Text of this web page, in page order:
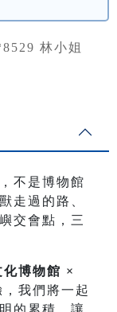
林小姐
不是博物館
走過的路、
交會點，三
化博物館 ×
我們將一起
的累積，讓